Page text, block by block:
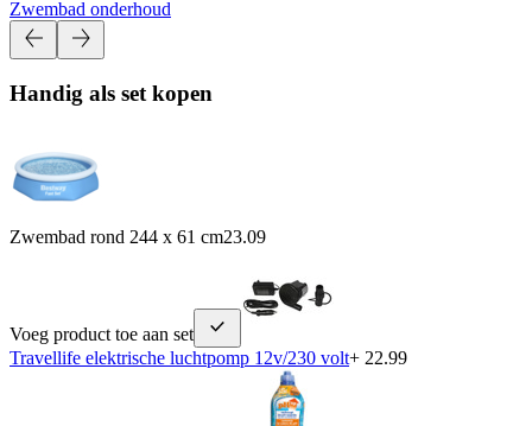
Zwembad onderhoud
Handig als set kopen
Zwembad rond 244 x 61 cm23.09
Voeg product toe aan set
Travellife elektrische luchtpomp 12v/230 volt+ 22.99